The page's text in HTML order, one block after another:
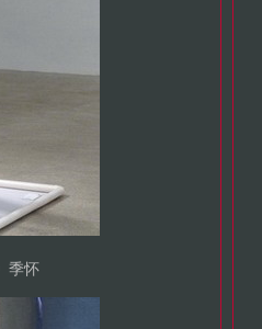
季怀